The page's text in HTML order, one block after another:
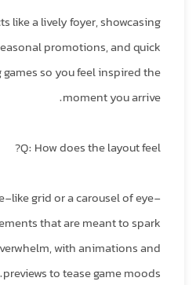
like a lively foyer, showcasing
promotions, and quick
so you feel inspired the
moment you arrive.
Q: How does the layout feel?
like grid or a carousel of eye-
that are meant to spark
with animations and
previews to tease game moods.